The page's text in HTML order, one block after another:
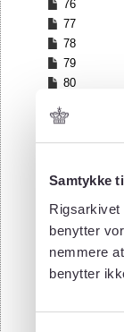
Samtykke
benytter
nemmere
benytter
76
77
78
79
80
82
83
85
87
88
89
90